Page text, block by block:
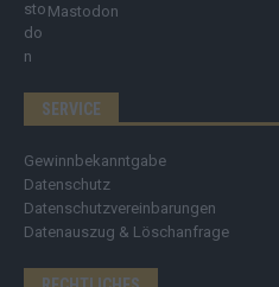
Mastodon
SERVICE
Gewinnbekanntgabe
Datenschutz
Datenschutzvereinbarungen
Datenauszug & Löschanfrage